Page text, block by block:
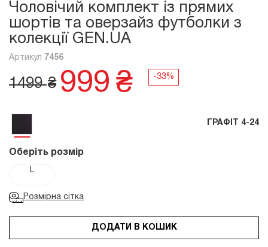
Чоловічий комплект із прямих
шортів та оверзайз футболки з
колекції GEN.UA
Артикул 7456
1499₴ 999 ₴
ГРАФІТ 4-24
Оберіть розмір
L
Розмірна сітка
ДОДАТИ В КОШИК